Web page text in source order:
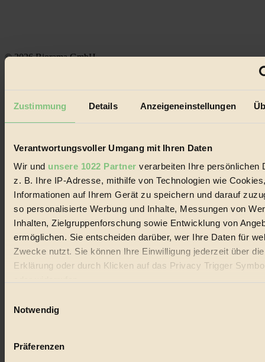
Zustimmung Details Anzeigeneinstellungen
Verantwortungsvoller Umgang mit Ihren Daten
Wir und unsere 1022 Partner verarbeiten Ihre persönlichen
z. B. Ihre IP-Adresse, mithilfe von Technologien wie
Informationen auf Ihrem Gerät zu speichern und darauf
so personalisierte Werbung und Inhalte, Messungen von
Inhalten, Zielgruppenforschung sowie Entwicklung von
ermöglichen. Sie entscheiden darüber, wer Ihre Daten für
Zwecke nutzt. Sie können Ihre Einwilligung jederzeit über
Erklärung oder durch Klicken auf das Privacy Trigger
Wenn Sie es erlauben, würden wir auch gerne:
Ihr Gerät durch aktives Scannen nach bestimmten
Notwendig
Präferenzen
© 2026 Biorama GmbH
Datenschutz
Handels mit Bioprodukten, des Fair-Trade sowie der Branche
alternativer Energien.
Social Media
22.601 Fans auf Facebook
Folge uns auf Instagram
Themen
Bio
#
Vegan